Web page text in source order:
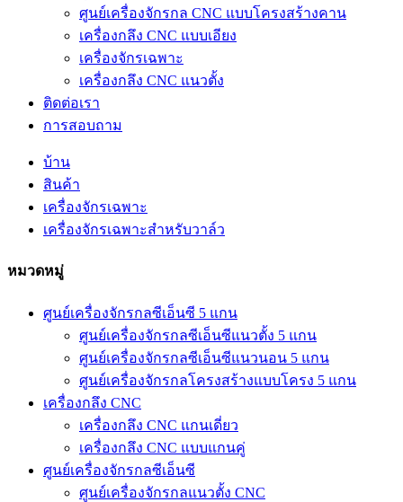
ศูนย์เครื่องจักรกล CNC แบบโครงสร้างคาน
เครื่องกลึง CNC แบบเอียง
เครื่องจักรเฉพาะ
เครื่องกลึง CNC แนวตั้ง
ติดต่อเรา
การสอบถาม
บ้าน
สินค้า
เครื่องจักรเฉพาะ
เครื่องจักรเฉพาะสำหรับวาล์ว
หมวดหมู่
ศูนย์เครื่องจักรกลซีเอ็นซี 5 แกน
ศูนย์เครื่องจักรกลซีเอ็นซีแนวตั้ง 5 แกน
ศูนย์เครื่องจักรกลซีเอ็นซีแนวนอน 5 แกน
ศูนย์เครื่องจักรกลโครงสร้างแบบโครง 5 แกน
เครื่องกลึง CNC
เครื่องกลึง CNC แกนเดี่ยว
เครื่องกลึง CNC แบบแกนคู่
ศูนย์เครื่องจักรกลซีเอ็นซี
ศูนย์เครื่องจักรกลแนวตั้ง CNC